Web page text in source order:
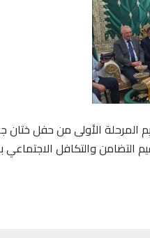
المرحلة الأولى من حفل
قيم التضامن والتكافل الاجتماعي